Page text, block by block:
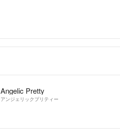
Angelic Pretty
アンジェリックプリティー